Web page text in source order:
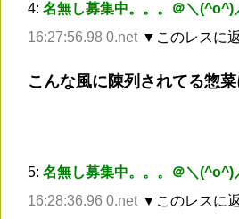
4: 名無し募集中。。。＠＼(^o^)
16:27:56.98 0.net ▼このレスに
こんな風に陳列されてる惣
5: 名無し募集中。。。＠＼(^o^)
16:28:36.96 0.net ▼このレスに